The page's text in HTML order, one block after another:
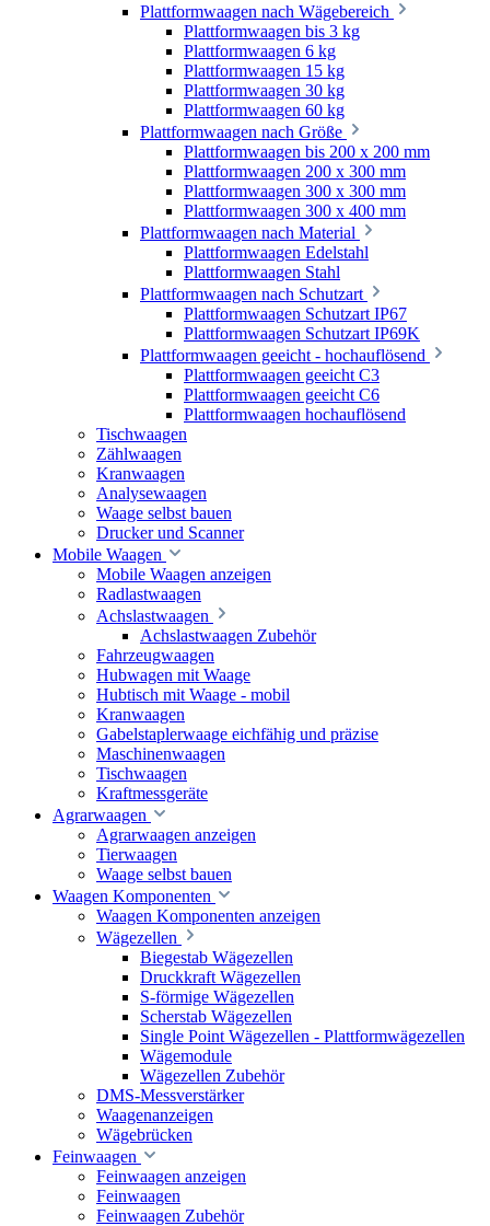
Plattformwaagen nach Wägebereich
Plattformwaagen bis 3 kg
Plattformwaagen 6 kg
Plattformwaagen 15 kg
Plattformwaagen 30 kg
Plattformwaagen 60 kg
Plattformwaagen nach Größe
Plattformwaagen bis 200 x 200 mm
Plattformwaagen 200 x 300 mm
Plattformwaagen 300 x 300 mm
Plattformwaagen 300 x 400 mm
Plattformwaagen nach Material
Plattformwaagen Edelstahl
Plattformwaagen Stahl
Plattformwaagen nach Schutzart
Plattformwaagen Schutzart IP67
Plattformwaagen Schutzart IP69K
Plattformwaagen geeicht - hochauflösend
Plattformwaagen geeicht C3
Plattformwaagen geeicht C6
Plattformwaagen hochauflösend
Tischwaagen
Zählwaagen
Kranwaagen
Analysewaagen
Waage selbst bauen
Drucker und Scanner
Mobile Waagen
Mobile Waagen anzeigen
Radlastwaagen
Achslastwaagen
Achslastwaagen Zubehör
Fahrzeugwaagen
Hubwagen mit Waage
Hubtisch mit Waage - mobil
Kranwaagen
Gabelstaplerwaage eichfähig und präzise
Maschinenwaagen
Tischwaagen
Kraftmessgeräte
Agrarwaagen
Agrarwaagen anzeigen
Tierwaagen
Waage selbst bauen
Waagen Komponenten
Waagen Komponenten anzeigen
Wägezellen
Biegestab Wägezellen
Druckkraft Wägezellen
S-förmige Wägezellen
Scherstab Wägezellen
Single Point Wägezellen - Plattformwägezellen
Wägemodule
Wägezellen Zubehör
DMS-Messverstärker
Waagenanzeigen
Wägebrücken
Feinwaagen
Feinwaagen anzeigen
Feinwaagen
Feinwaagen Zubehör